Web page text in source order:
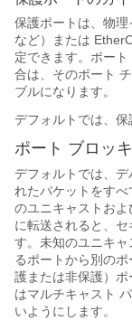
保護ポートは、物
など）または
定できます。ポー
合は、そのポート
ブルになります。
デフォルトでは、保
ポート ブロッ
デフォルトでは、
れたパケットをす
のユニキャストお
に転送されると、
す。未知のユニキ
るポートから別の
護または非保護）
はマルチキャスト
いようにします。